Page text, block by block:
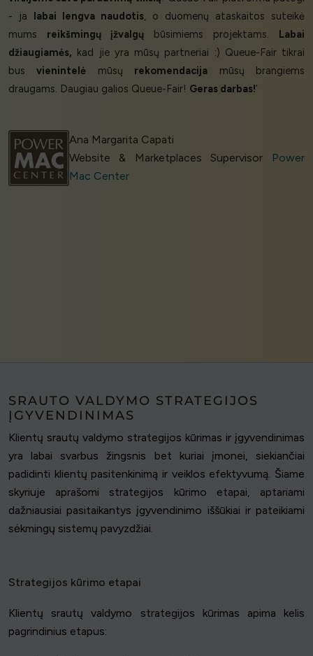
- ja labai lengva naudotis, o duomenų ataskaitos suteikė
mums reikšmingų įžvalgų būsimiems projektams. Labai
džiaugiamės, kad jie yra mūsų partneriai :) Queue-Fair tikrai
busvienintelė mūsų rekomendacija mūsų brangiems
draugams. Daugiau galios Queue-Fair! Geras darbas!’
Ana Margarita Capati
Website & Marketplaces Supervisor
Power
Mac Center
SRAUTO VALDYMO STRATEGIJOS
ĮGYVENDINIMAS
Klientų srautų valdymo strategijos kūrimas ir įgyvendinimas
yra labai svarbus žingsnis bet kuriai įmonei, siekiančiai
padidinti klientų pasitenkinimą ir veiklos efektyvumą. Šiame
skyriuje aprašomi strategijos kūrimo etapai, aptariami
dažniausiai pasitaikantys įgyvendinimo iššūkiai ir pateikiami
sėkmingų sistemų pavyzdžiai.
Strategijos kūrimo etapai
Klientų srautų valdymo strategijos kūrimas apima kelis
pagrindinius etapus: